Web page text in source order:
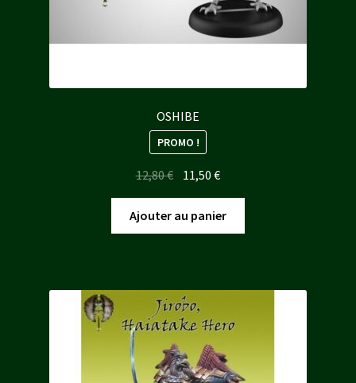
OSHIBE
PROMO !
12,80€ Le
prix
initial
était :
11,50€Le
prix
actuel
est :
Ajouter au panier